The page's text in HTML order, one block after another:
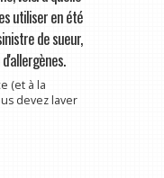
utiliser en été
de sueur,
(et à la
devez laver